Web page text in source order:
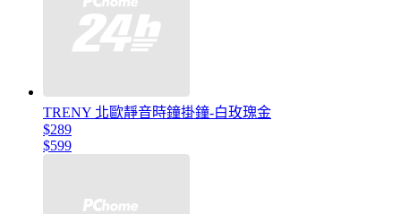
TRENY 北歐靜音時鐘掛鐘-白玫瑰金
$289
$599